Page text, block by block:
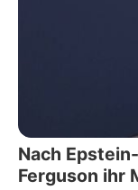
Nach
Ferguson ihr